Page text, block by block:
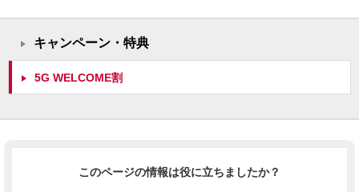
キャンペーン・特典
5G WELCOME割
このページの情報は役に立ちましたか？